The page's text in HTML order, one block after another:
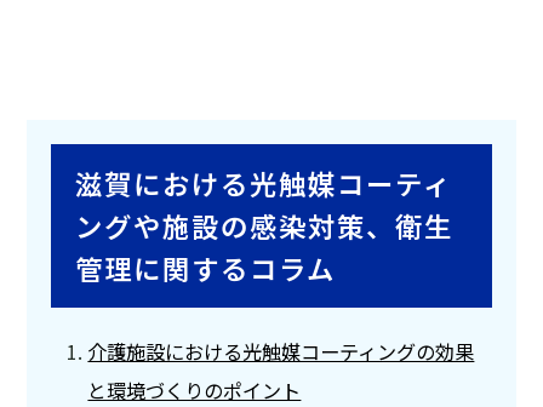
滋賀における光触媒コーティ
ングや施設の感染対策、衛生
管理に関するコラム
介護施設における光触媒コーティングの効果
と環境づくりのポイント